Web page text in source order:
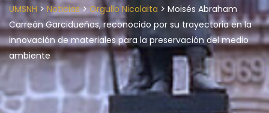
UMSNH > Noticias>Orgullo Nicolaita > Moisés Abraham
Carreón Garcidueñas, reconocido por su trayectoria en la
innovación de materiales para la preservación del medio
ambiente